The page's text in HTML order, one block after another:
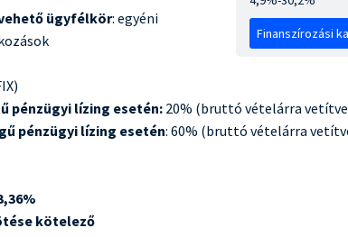
Finanszírozási
ügyfélkör: egyéni
pénzügyi lízing esetén: 20% (bruttó vételárra
pénzügyi lízing esetén: 60% (bruttó vételárra
kötelező